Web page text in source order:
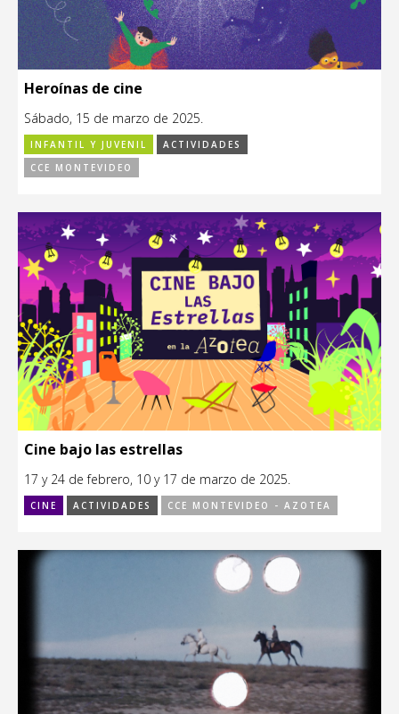
Heroínas de cine
Sábado, 15 de marzo de 2025.
INFANTIL Y JUVENIL
ACTIVIDADES
CCE MONTEVIDEO
Cine bajo las estrellas
17 y 24 de febrero, 10 y 17 de marzo de 2025.
CINE ACTIVIDADES CCE MONTEVIDEO - AZOTEA